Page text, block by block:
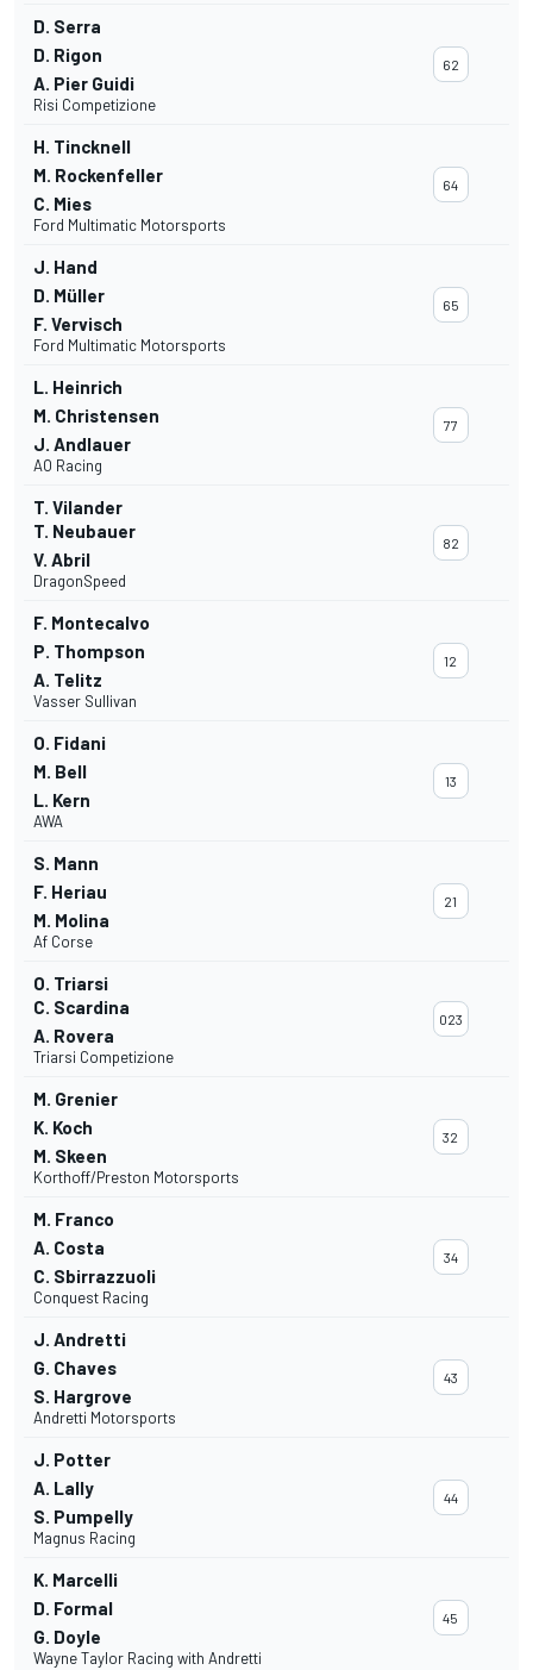
D. Serra
D. Rigon
A. Pier Guidi
Risi Competizione
62
H. Tincknell
M. Rockenfeller
C. Mies
Ford Multimatic Motorsports
64
J. Hand
D. Müller
F. Vervisch
Ford Multimatic Motorsports
65
L. Heinrich
M. Christensen
J. Andlauer
AO Racing
77
T. Vilander
T. Neubauer
V. Abril
DragonSpeed
82
F. Montecalvo
P. Thompson
A. Telitz
Vasser Sullivan
12
O. Fidani
M. Bell
L. Kern
AWA
13
S. Mann
F. Heriau
M. Molina
Af Corse
21
O. Triarsi
C. Scardina
A. Rovera
Triarsi Competizione
023
M. Grenier
K. Koch
M. Skeen
Korthoff/Preston Motorsports
32
M. Franco
A. Costa
C. Sbirrazzuoli
Conquest Racing
34
J. Andretti
G. Chaves
S. Hargrove
Andretti Motorsports
43
J. Potter
A. Lally
S. Pumpelly
Magnus Racing
44
K. Marcelli
D. Formal
G. Doyle
Wayne Taylor Racing with Andretti
45